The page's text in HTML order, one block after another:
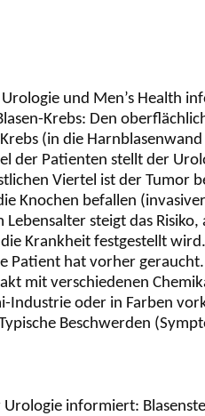
und Men’s Health
Krebs: Den
(in die
der Patienten stellt der
Viertel ist der Tumor
Knochen befallen
steigt das
Krankheit festgestellt
Patient hat vorher
mit verschiedenen
oder in Farben
Beschwerden
informiert: